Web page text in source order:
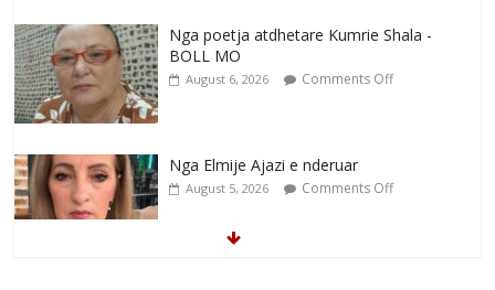
Nga poetja atdhetare Kumrie Shala -
BOLL MO
August 6, 2026 Comments Off
Nga Elmije Ajazi e nderuar
August 5, 2026 Comments Off